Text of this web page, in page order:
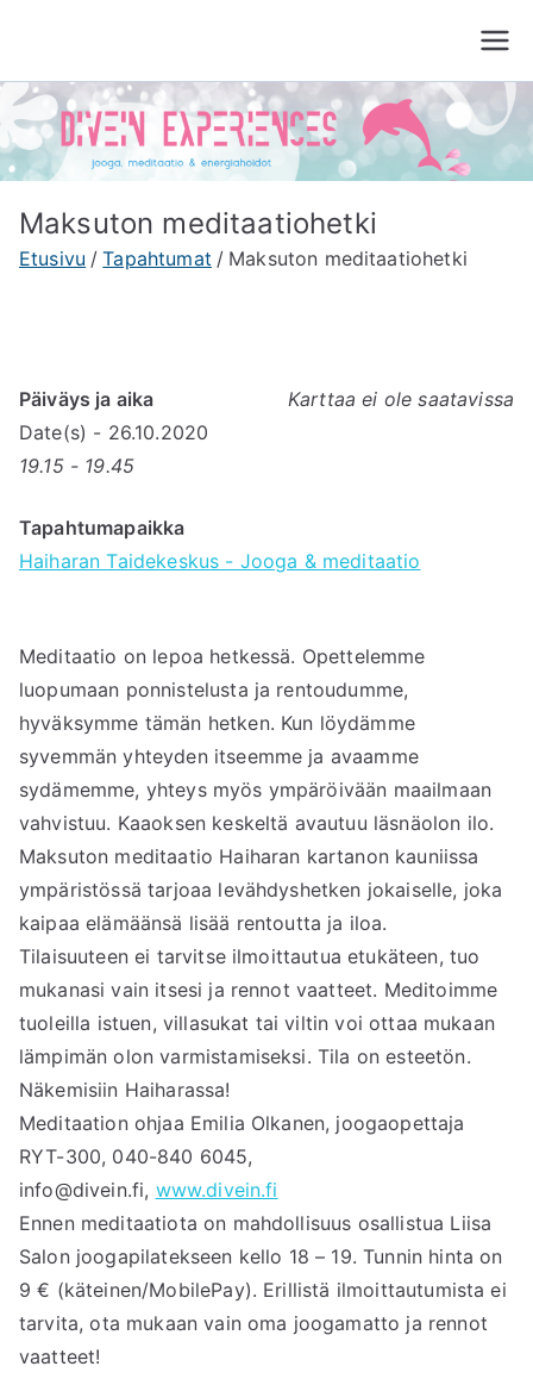
Divein Experiences
Maksuton meditaatiohetki
Etusivu Tapahtumat Maksuton meditaatiohetki
Karttaa ei ole saatavissa
Päiväys ja aika
Date(s) - 26.10.2020
19.15 - 19.45
Tapahtumapaikka
Haiharan Taidekeskus - Jooga & meditaatio
Meditaatio on lepoa hetkessä. Opettelemme
luopumaan ponnistelusta ja rentoudumme,
hyväksymme tämän hetken. Kun löydämme
syvemmän yhteyden itseemme ja avaamme
sydämemme, yhteys myös ympäröivään maailmaan
vahvistuu. Kaaoksen keskeltä avautuu läsnäolon ilo.
Maksuton meditaatio Haiharan kartanon kauniissa
ympäristössä tarjoaa levähdyshetken jokaiselle, joka
kaipaa elämäänsä lisää rentoutta ja iloa.
Tilaisuuteen ei tarvitse ilmoittautua etukäteen, tuo
mukanasi vain itsesi ja rennot vaatteet. Meditoimme
tuoleilla istuen, villasukat tai viltin voi ottaa mukaan
lämpimän olon varmistamiseksi. Tila on esteetön.
Näkemisiin Haiharassa!
Meditaation ohjaa Emilia Olkanen, joogaopettaja
RYT-300, 040-840 6045,
info@divein.fi, www.divein.fi
Ennen meditaatiota on mahdollisuus osallistua Liisa
Salon joogapilatekseen kello 18 – 19. Tunnin hinta on
9 € (käteinen/MobilePay). Erillistä ilmoittautumista ei
tarvita, ota mukaan vain oma joogamatto ja rennot
vaatteet!